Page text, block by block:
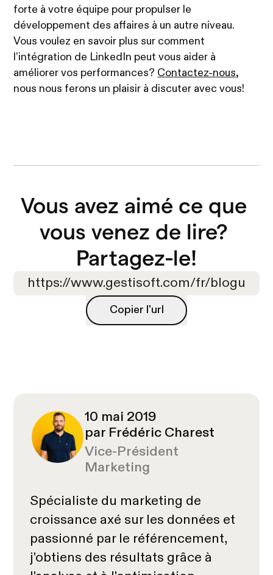
forte à votre équipe pour propulser le
développement des affaires à un autre niveau.
Vous voulez en savoir plus sur comment
l’intégration de LinkedIn peut vous aider à
améliorer vos performances? Contactez-nous,
nous nous ferons un plaisir à discuter avec vous!
Vous avez aimé ce que
vous venez de lire?
Partagez-le!
Copier l'url
10 mai 2019
par Frédéric Charest
Vice-Président
Marketing
Spécialiste du marketing de
croissance axé sur les données et
passionné par le référencement,
j'obtiens des résultats grâce à